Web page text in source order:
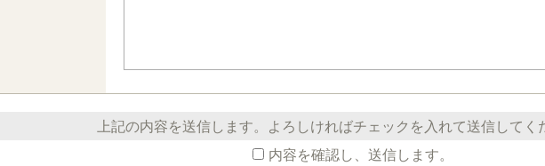
上記の内容を送信します。よろしければチェックを入れて送信してく
内容を確認し、送信します。